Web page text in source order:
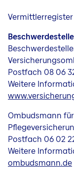
Postfach 08 06
Weitere
Ombudsmann
Postfach 06 02
Weitere
ombudsmann.de